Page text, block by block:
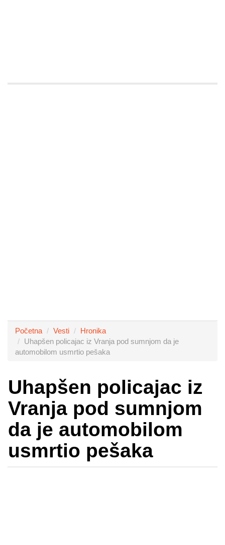
Početna Vesti
Hronika
Uhapšen policajac iz Vranja pod sumnjom da je
automobilom usmrtio pešaka
Uhapšen policajac iz
Vranja pod sumnjom
da je automobilom
usmrtio pešaka